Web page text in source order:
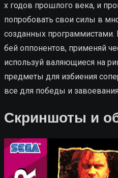
х годов прошлого века, и
попробовать свои силы в
созданных
бей оппонентов, применяй
используй валяющиеся на
предметы для избиения
все для победы и
Скриншоты и